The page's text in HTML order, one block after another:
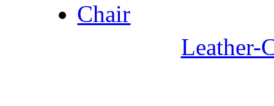
Leather-